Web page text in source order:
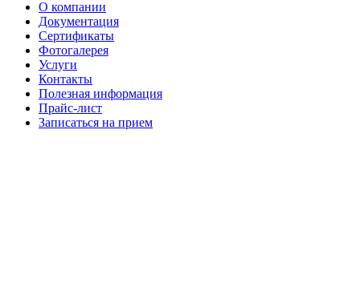
О компании
Документация
Сертификаты
Фотогалерея
Услуги
Контакты
Полезная информация
Прайс-лист
Записаться на прием